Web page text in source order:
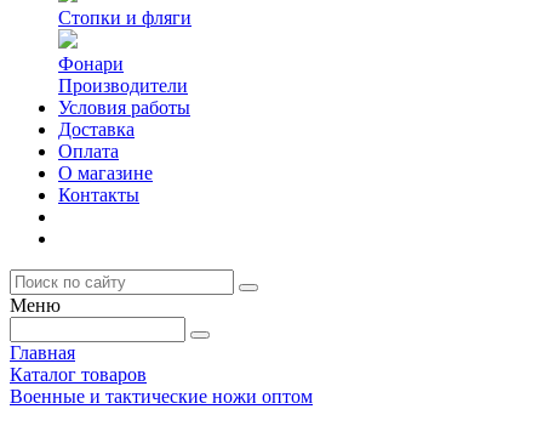
Стопки и фляги
Фонари
Производители
Условия работы
Доставка
Оплата
О магазине
Контакты
Меню
Главная
Каталог товаров
Военные и тактические ножи оптом